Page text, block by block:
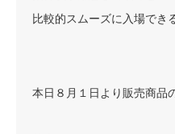
比較的スムーズに入場でき
本日８月１日より販売商品